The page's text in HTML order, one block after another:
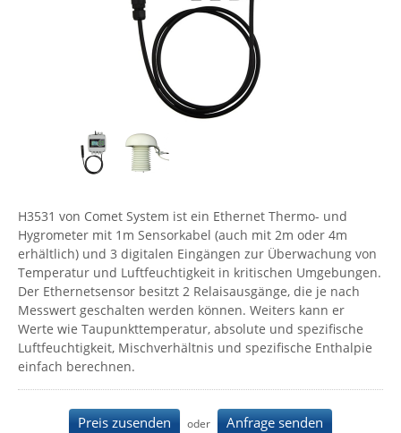
IP, WLAN & GSM Sensorik
IoT - Internet of Things
IPC, Industrielle Netzwerktechnik & WLAN
Industrielle Netzwerktechnik / Kommunikation
Industrielle Computer
Wi-Fi - WLAN - Wireless
IT Netzwerktechnik / Kommunikation
Serverräume
RMA / Rücksendung / Support
Contemporary Controls
Fokus Technologies
Gefen
Gude
Guntermann & Drunck
High Sec Labs
HW group
Icron
IEC Lock
H3531 von Comet System ist ein Ethernet Thermo- und
Hygrometer mit 1m Sensorkabel (auch mit 2m oder 4m
erhältlich) und 3 digitalen Eingängen zur Überwachung von
Temperatur und Luftfeuchtigkeit in kritischen Umgebungen.
Der Ethernetsensor besitzt 2 Relaisausgänge, die je nach
Messwert geschalten werden können. Weiters kann er
Werte wie Taupunkttemperatur, absolute und spezifische
Luftfeuchtigkeit, Mischverhältnis und spezifische Enthalpie
einfach berechnen.
Preis zusenden oder Anfrage senden